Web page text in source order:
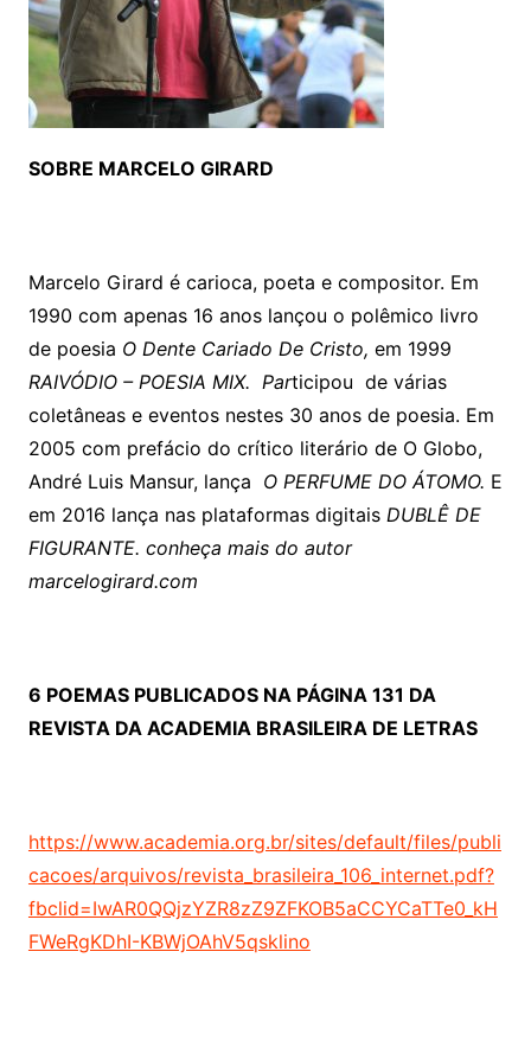
SOBRE MARCELO GIRARD
Marcelo Girard é carioca, poeta e compositor. Em
1990 com apenas 16 anos lançou o polêmico livro
de poesia O Dente Cariado De Cristo, em 1999
RAIVÓDIO – POESIA MIX. Participou de várias
coletâneas e eventos nestes 30 anos de poesia. Em
2005 com prefácio do crítico literário de O Globo,
André Luis Mansur, lança O PERFUME DO ÁTOMO. E
em 2016 lança nas plataformas digitais DUBLÊ DE
FIGURANTE. conheça mais do autor
marcelogirard.com
6 POEMAS PUBLICADOS NA PÁGINA 131 DA
REVISTA DA ACADEMIA BRASILEIRA DE LETRAS
https://www.academia.org.br/sites/default/files/publi
cacoes/arquivos/revista_brasileira_106_internet.pdf?
fbclid=IwAR0QQjzYZR8zZ9ZFKOB5aCCYCaTTe0_kH
FWeRgKDhI-KBWjOAhV5qsklino